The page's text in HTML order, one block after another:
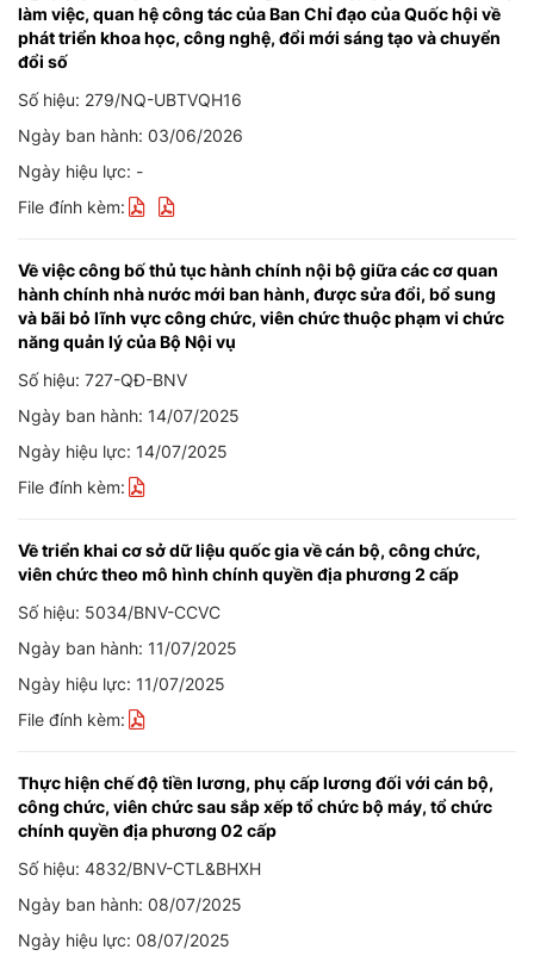
làm việc, quan hệ công tác của Ban Chỉ đạo của Quốc hội về
phát triển khoa học, công nghệ, đổi mới sáng tạo và chuyển
đổi số
Số hiệu: 279/NQ-UBTVQH16
Ngày ban hành: 03/06/2026
Ngày hiệu lực: -
File đính kèm:
Về việc công bố thủ tục hành chính nội bộ giữa các cơ quan
hành chính nhà nước mới ban hành, được sửa đổi, bổ sung
và bãi bỏ lĩnh vực công chức, viên chức thuộc phạm vi chức
năng quản lý của Bộ Nội vụ
Số hiệu: 727-QĐ-BNV
Ngày ban hành: 14/07/2025
Ngày hiệu lực: 14/07/2025
File đính kèm:
Về triển khai cơ sở dữ liệu quốc gia về cán bộ, công chức,
viên chức theo mô hình chính quyền địa phương 2 cấp
Số hiệu: 5034/BNV-CCVC
Ngày ban hành: 11/07/2025
Ngày hiệu lực: 11/07/2025
File đính kèm:
Thực hiện chế độ tiền lương, phụ cấp lương đối với cán bộ,
công chức, viên chức sau sắp xếp tổ chức bộ máy, tổ chức
chính quyền địa phương 02 cấp
Số hiệu: 4832/BNV-CTL&BHXH
Ngày ban hành: 08/07/2025
Ngày hiệu lực: 08/07/2025